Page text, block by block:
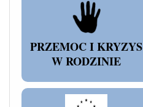
PRZEMOC I KRYZYS
W RODZINIE